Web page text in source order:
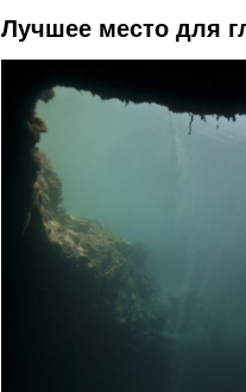
Лучшее место для